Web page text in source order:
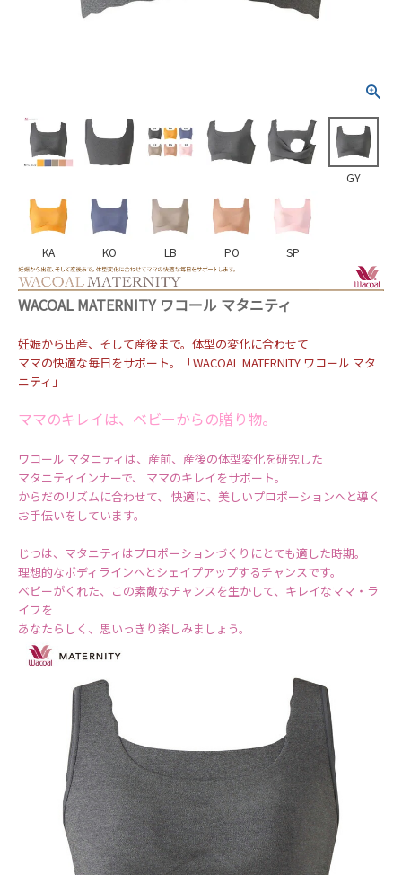
GY
KA KO LB PO SP
WACOAL MATERNITY ワコール マタニティ
妊娠から出産、そして産後まで。体型の変化に合わせて
ママの快適な毎日をサポート。「WACOAL MATERNITY ワコール マタ
ニティ」
ママのキレイは、ベビーからの贈り物。
ワコール マタニティは、産前、産後の体型変化を研究した
マタニティインナーで、 ママのキレイをサポート。
からだのリズムに合わせて、 快適に、美しいプロポーションへと導く
お手伝いをしています。
じつは、マタニティはプロポーションづくりにとても適した時期。
理想的なボディラインへとシェイプアップするチャンスです。
ベビーがくれた、この素敵なチャンスを生かして、キレイなママ・ラ
イフを
あなたらしく、思いっきり楽しみましょう。